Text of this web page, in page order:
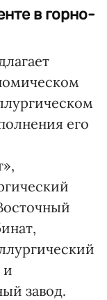
в горно-
его
и
завод.